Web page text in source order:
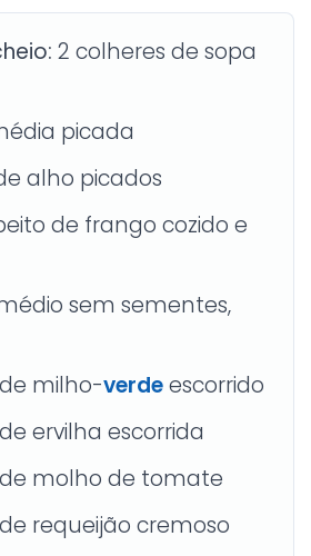
2 colheres de sopa
picada
alho picados
de frango cozido e
sem sementes,
milho-verdeescorrido
ervilha escorrida
molho de tomate
requeijão cremoso